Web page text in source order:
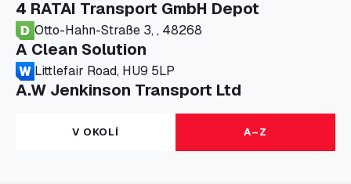
4 RATAI Transport GmbH Depot
Otto-Hahn-Straße 3, , 48268
A Clean Solution
Littlefair Road, HU9 5LP
A.W Jenkinson Transport Ltd
Progress House, ME11 5GA
A+G Nettetal - Depot Parking
Am Panneschopp 7, 41334
V OKOLÍ A–Z